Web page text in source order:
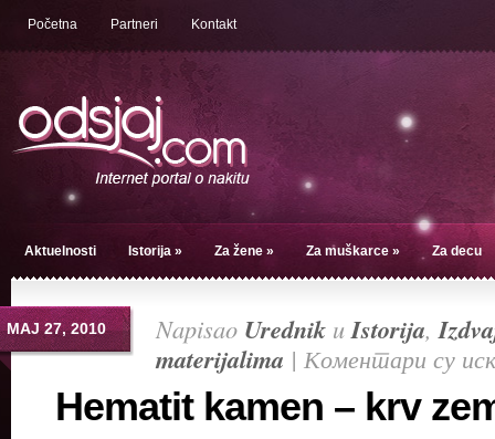
Početna Partneri Kontakt
Aktuelnosti Istorija » Za žene » Za muškarce » Za decu
МАЈ 27, 2010 Napisao Urednik uIstorija,
materijalima | Коментари су
Hematit kamen – krv